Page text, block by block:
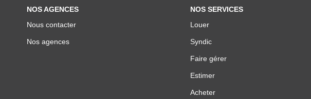
NOS AGENCES
Nous contacter
Nos agences
NOS SERVICES
Louer
Syndic
Faire gérer
Estimer
Acheter